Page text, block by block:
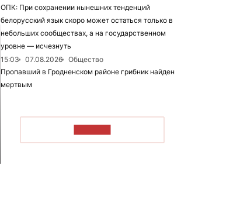
ОПК: При сохранении нынешних тенденций
белорусский язык скоро может остаться только в
небольших сообществах, а на государственном
уровне — исчезнуть
15:03
07.08.2026
Общество
Пропавший в Гродненском районе грибник найден
мертвым